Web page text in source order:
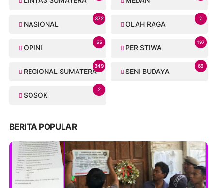
NASIONAL
372
OLAH RAGA
2
OPINI
55
PERISTIWA
197
REGIONAL SUMATERA
349
SENI BUDAYA
66
SOSOK
2
BERITA POPULAR